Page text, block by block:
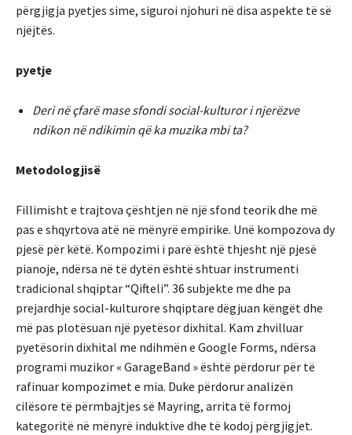
përgjigja pyetjes sime, siguroi njohuri në disa aspekte të së
njëjtës.
pyetje
Deri në çfarë mase sfondi social-kulturor i njerëzve
ndikon në ndikimin që ka muzika mbi ta?
Metodologjisë
Fillimisht e trajtova çështjen në një sfond teorik dhe më
pas e shqyrtova atë në mënyrë empirike. Unë kompozova dy
pjesë për këtë. Kompozimi i parë është thjesht një pjesë
pianoje, ndërsa në të dytën është shtuar instrumenti
tradicional shqiptar “Qifteli”. 36 subjekte me dhe pa
prejardhje social-kulturore shqiptare dëgjuan këngët dhe
më pas plotësuan një pyetësor dixhital. Kam zhvilluar
pyetësorin dixhital me ndihmën e Google Forms, ndërsa
programi muzikor « GarageBand » është përdorur për të
rafinuar kompozimet e mia. Duke përdorur analizën
cilësore të përmbajtjes së Mayring, arrita të formoj
kategoritë në mënyrë induktive dhe të kodoj përgjigjet.